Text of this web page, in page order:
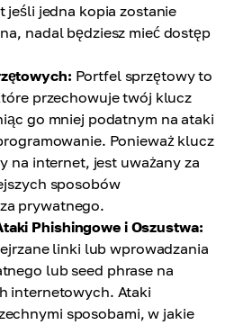
jeśli jedna kopia zostanie
nadal będziesz mieć dostęp
Portfel sprzętowy to
przechowuje twój klucz
go mniej podatnym na ataki
Ponieważ klucz
na internet, jest uważany za
sposobów
prywatnego.
Phishingowe i Oszustwa:
linki lub wprowadzania
lub seed phrase na
internetowych. Ataki
sposobami, w jakie